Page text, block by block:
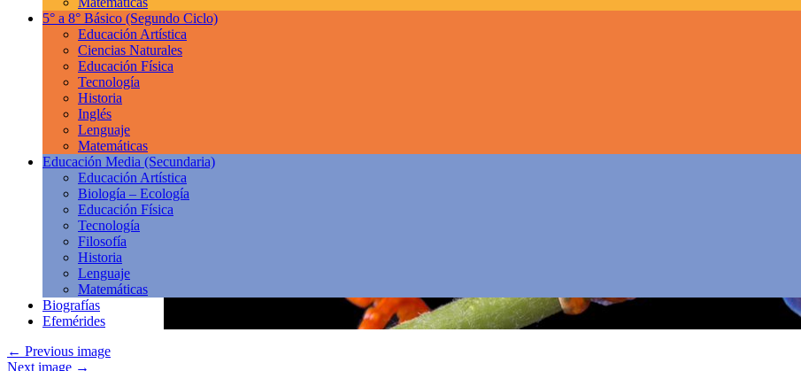
5° a 8° Básico (Segundo Ciclo)
Educación Artística
Ciencias Naturales
Educación Física
Tecnología
Historia
Inglés
Lenguaje
Matemáticas
Educación Media (Secundaria)
Educación Artística
Biología – Ecología
Educación Física
Tecnología
Filosofía
Historia
Lenguaje
Matemáticas
Biografías
Efemérides
← Previous image
Next image →